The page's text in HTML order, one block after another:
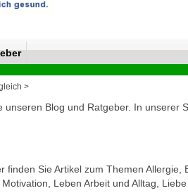
>
unseren Blog und Ratgeber. In unserer
finden Sie Artikel zum Themen
Leben Arbeit und Alltag,